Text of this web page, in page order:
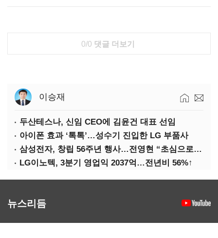
0/0 댓글 더보기
이승재
두산테스나, 신임 CEO에 김윤건 대표 선임
아이폰 효과 ‘톡톡’…성수기 진입한 LG 부품사
삼성전자, 창립 56주년 행사…전영현 “초심으로 경쟁력 회복해야”
LG이노텍, 3분기 영업익 2037억…전년비 56%↑
뉴스리듬